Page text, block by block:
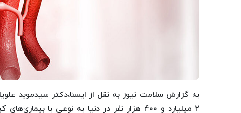
به گزارش سلامت نیوز به نقل از ایسنا،دکتر سیدموید
۲ میلیارد و ۴۰۰ هزار نفر در دنیا به نوعی با